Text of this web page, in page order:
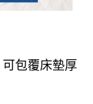
可包覆床墊厚